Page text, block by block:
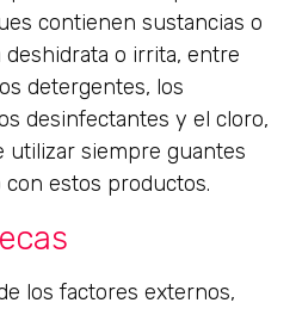
contienen sustancias o
deshidrata o irrita, entre
detergentes, los
desinfectantes y el cloro,
utilizar siempre guantes
estos productos.
los factores externos,